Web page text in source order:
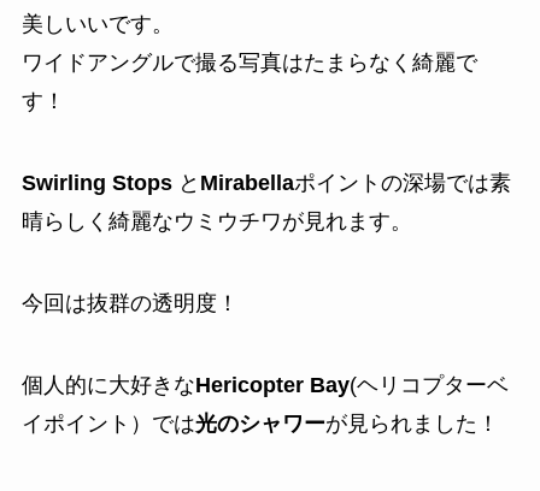
美しいいです。
ワイドアングルで撮る写真はたまらなく綺麗で
す！
Swirling Stopsと Mirabellaポイントの深場では素
晴らしく綺麗なウミウチワが見れます。
今回は抜群の透明度！
個人的に大好きなHericopter Bay(ヘリコプターベ
イポイント）では光のシャワーが見られました！